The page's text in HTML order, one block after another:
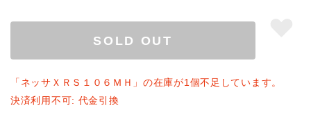
SOLD OUT
「ネッサＸＲＳ１０６ＭＨ」の在庫が1個不足しています。
決済利用不可: 代金引換